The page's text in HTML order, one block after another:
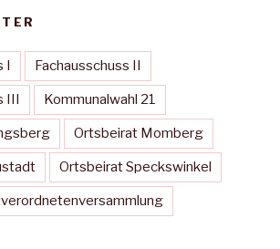
I Fachausschuss II
III Kommunalwahl 21
Ortsbeirat Momberg
Ortsbeirat Speckswinkel